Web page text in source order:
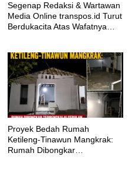
Segenap Redaksi & Wartawan
Media Online transpos.id Turut
Berdukacita Atas Wafatnya
Proyek Bedah Rumah
Ketileng-Tinawun Mangkrak:
Rumah Dibongkar